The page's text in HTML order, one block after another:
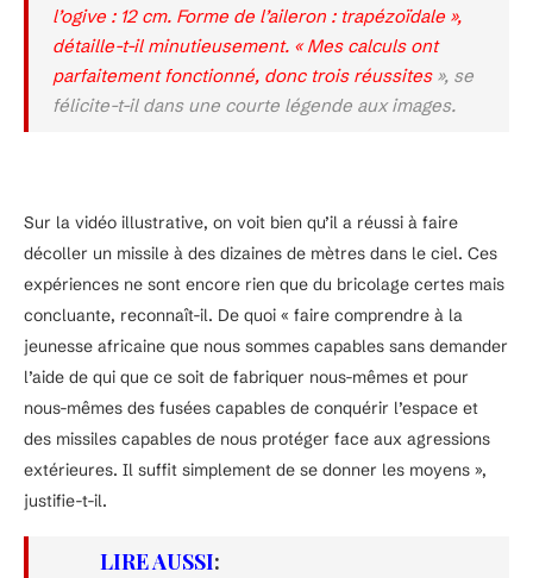
l’ogive : 12 cm. Forme de l’aileron : trapézoïdale »,
détaille-t-il minutieusement. « Mes calculs ont
parfaitement fonctionné, donc trois réussites», se
félicite-t-il dans une courte légende aux images.
Sur la vidéo illustrative, on voit bien qu’il a réussi à faire
décoller un missile à des dizaines de mètres dans le ciel. Ces
expériences ne sont encore rien que du bricolage certes mais
concluante, reconnaît-il. De quoi « faire comprendre à la
jeunesse africaine que nous sommes capables sans demander
l’aide de qui que ce soit de fabriquer nous-mêmes et pour
nous-mêmes des fusées capables de conquérir l’espace et
des missiles capables de nous protéger face aux agressions
extérieures. Il suffit simplement de se donner les moyens »,
justifie-t-il.
LIRE AUSSI: